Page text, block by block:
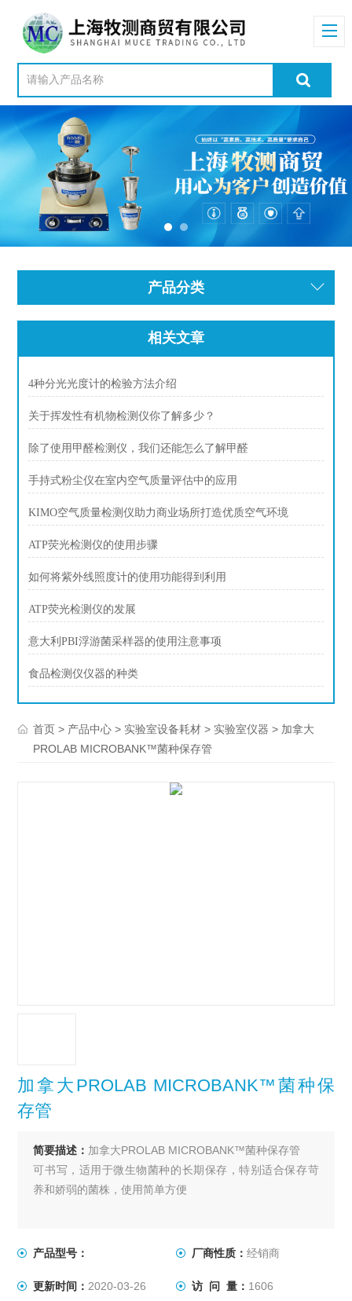
产品分类
相关文章
4种分光光度计的检验方法介绍
关于挥发性有机物检测仪你了解多少？
除了使用甲醛检测仪，我们还能怎么了解甲醛
手持式粉尘仪在室内空气质量评估中的应用
KIMO空气质量检测仪助力商业场所打造优质空气环境
ATP荧光检测仪的使用步骤
如何将紫外线照度计的使用功能得到利用
ATP荧光检测仪的发展
意大利PBI浮游菌采样器的使用注意事项
食品检测仪仪器的种类
首页 > 产品中心 > 实验室设备耗材 > 实验室仪器 > 加拿大
PROLAB MICROBANK™菌种保存管
加拿大PROLAB MICROBANK™菌种保
存管
简要描述： 加拿大PROLAB MICROBANK™菌种保存管
可书写，适用于微生物菌种的长期保存，特别适合保存苛
养和娇弱的菌株，使用简单方便
产品型号： 厂商性质： 经销商
更新时间： 2020-03-26 访 问 量： 1606